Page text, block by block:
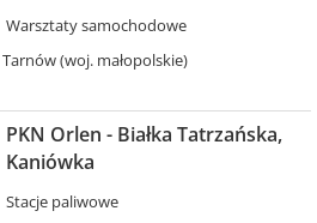
Warsztaty samochodowe
Tarnów (woj. małopolskie)
PKN Orlen - Białka Tatrzańska,
Kaniówka
Stacje paliwowe